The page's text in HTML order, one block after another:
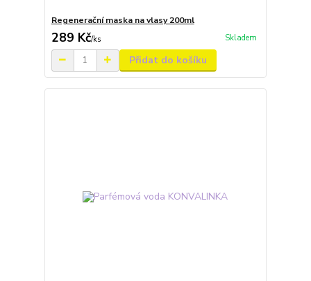
Regenerační maska na vlasy 200ml
289 Kč/ks Skladem
Přidat do košíku